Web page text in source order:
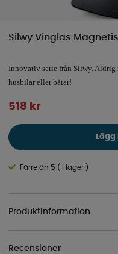
Silwy Vinglas
Innovativ serie från Silwy. Aldrig
husbilar eller båtar!
518 kr
Färre än 5 ( i lager )
Produktinformation
Recensioner